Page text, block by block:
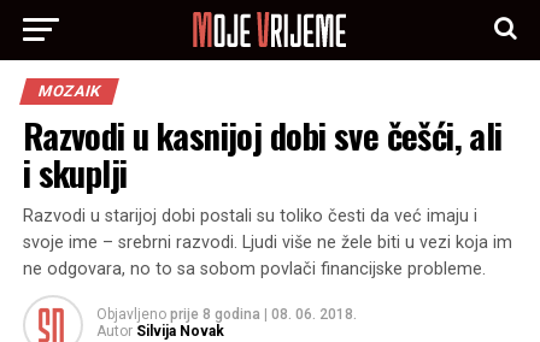
MOZAIK
Razvodi u kasnijoj dobi sve češći, ali
i skuplji
Razvodi u starijoj dobi postali su toliko česti da već imaju i
svoje ime – srebrni razvodi. Ljudi više ne žele biti u vezi koja im
ne odgovara, no to sa sobom povlači financijske probleme.
Objavljeno prije 8 godina
08. 06. 2018.
Autor Silvija Novak